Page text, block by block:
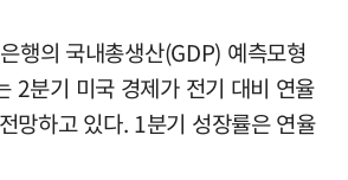
행의 국내총생산(GDP) 예측모형
2분기 미국 경제가 전기 대비 연율
망하고 있다. 1분기 성장률은 연율